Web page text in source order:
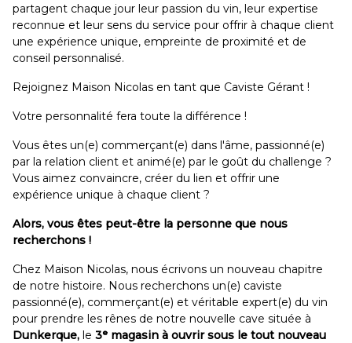
partagent chaque jour leur passion du vin, leur expertise
reconnue et leur sens du service pour offrir à chaque client
une expérience unique, empreinte de proximité et de
conseil personnalisé.
Rejoignez Maison Nicolas en tant que Caviste Gérant !
Votre personnalité fera toute la différence !
Vous êtes un(e) commerçant(e) dans l'âme, passionné(e)
par la relation client et animé(e) par le goût du challenge ?
Vous aimez convaincre, créer du lien et offrir une
expérience unique à chaque client ?
Alors, vous êtes peut-être la personne que nous
recherchons !
Chez Maison Nicolas, nous écrivons un nouveau chapitre
de notre histoire. Nous recherchons un(e) caviste
passionné(e), commerçant(e) et véritable expert(e) du vin
pour prendre les rênes de notre nouvelle cave située à
Dunkerque, le 3ᵉ magasin à ouvrir sous le tout nouveau